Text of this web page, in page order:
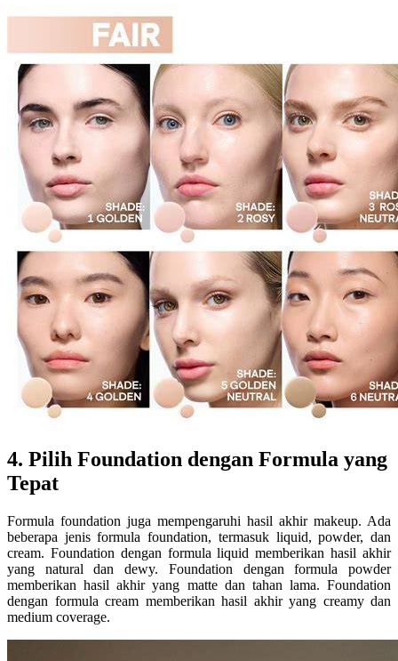
4. Pilih Foundation dengan Formula yang
Tepat
Formula foundation juga mempengaruhi hasil akhir makeup. Ada
beberapa jenis formula foundation, termasuk liquid, powder, dan
cream. Foundation dengan formula liquid memberikan hasil akhir
yang natural dan dewy. Foundation dengan formula powder
memberikan hasil akhir yang matte dan tahan lama. Foundation
dengan formula cream memberikan hasil akhir yang creamy dan
medium coverage.